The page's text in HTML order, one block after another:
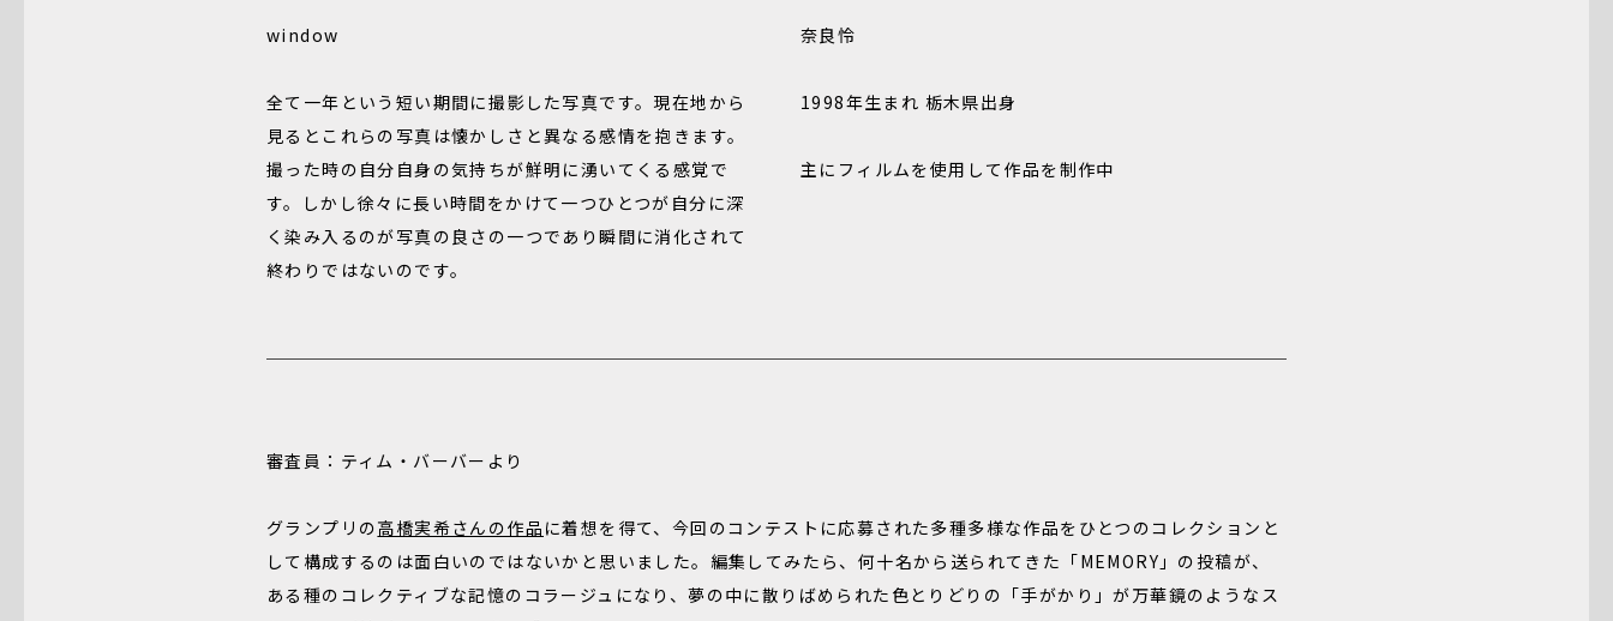
window
全て一年という短い期間に撮影した写真です。現在地から
見るとこれらの写真は懐かしさと異なる感情を抱きます。
撮った時の自分自身の気持ちが鮮明に湧いてくる感覚で
す。しかし徐々に長い時間をかけて一つひとつが自分に深
く染み入るのが写真の良さの一つであり瞬間に消化されて
終わりではないのです。
奈良怜
1998年生まれ 栃木県出身
主にフィルムを使用して作品を制作中
審査員：ティム・バーバーより
グランプリの高橋実希さんの作品 に着想を得て、今回のコンテストに応募された多種多様な作品をひとつのコレクションと
して構成するのは面白いのではないかと思いました。編集してみたら、何十名から送られてきた「MEMORY」の投稿が、
ある種のコレクティブな記憶のコラージュになり、夢の中に散りばめられた色とりどりの「手がかり」が万華鏡のようなス